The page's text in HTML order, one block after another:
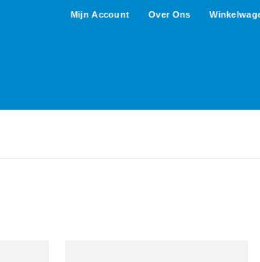
Mijn Account Over Ons